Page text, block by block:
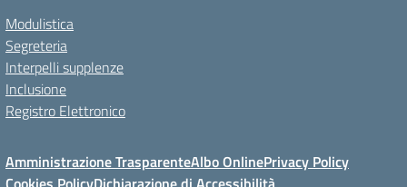
Modulistica
Segreteria
Interpelli supplenze
Inclusione
Registro Elettronico
Amministrazione TrasparenteAlbo OnlinePrivacy Policy